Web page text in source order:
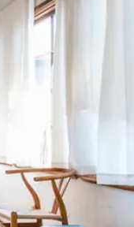
ou en appuyant et en